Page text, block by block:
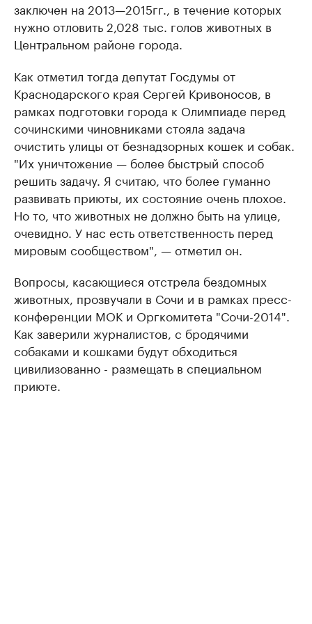
заключен на 2013—2015гг., в течение которых
нужно отловить 2,028 тыс. голов животных в
Центральном районе города.
Как отметил тогда депутат Госдумы от
Краснодарского края Сергей Кривоносов, в
рамках подготовки города к Олимпиаде перед
сочинскими чиновниками стояла задача
очистить улицы от безнадзорных кошек и собак.
"Их уничтожение — более быстрый способ
решить задачу. Я считаю, что более гуманно
развивать приюты, их состояние очень плохое.
Но то, что животных не должно быть на улице,
очевидно. У нас есть ответственность перед
мировым сообществом", — отметил он.
Вопросы, касающиеся отстрела бездомных
животных, прозвучали в Сочи и в рамках пресс-
конференции МОК и Оргкомитета "Сочи-2014".
Как заверили журналистов, с бродячими
собаками и кошками будут обходиться
цивилизованно - размещать в специальном
приюте.